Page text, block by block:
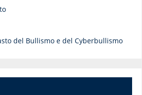
del Bullismo e del Cyberbullismo